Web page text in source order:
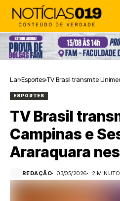
Lar Esportes TV Brasil transmite
ESPORTES
TV Brasil
Campinas e
Araraquara
REDAÇÃO 03/05/2026 2